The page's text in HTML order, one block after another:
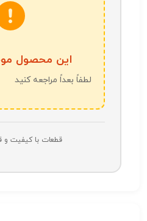
این محصول
لطفاً بعداً مراجعه کنید
قطعات با کیفیت